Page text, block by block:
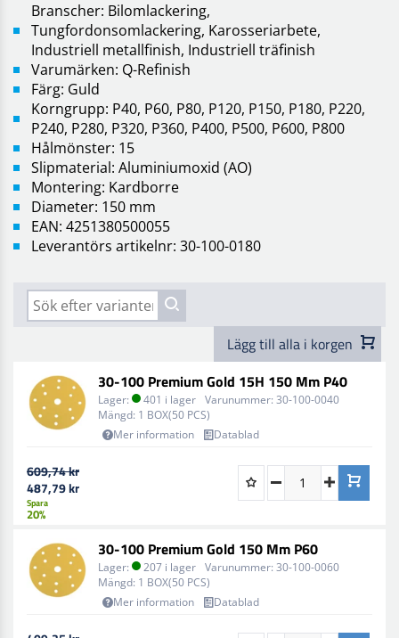
Branscher: Bilomlackering,
Tungfordonsomlackering, Karosseriarbete,
Industriell metallfinish, Industriell träfinish
Varumärken: Q-Refinish
Färg: Guld
Korngrupp: P40, P60, P80, P120, P150, P180, P220,
P240, P280, P320, P360, P400, P500, P600, P800
Hålmönster: 15
Slipmaterial: Aluminiumoxid (AO)
Montering: Kardborre
Diameter: 150 mm
EAN: 4251380500055
Leverantörs artikelnr: 30-100-0180
Lägg till alla i korgen
30-100 Premium Gold 15H 150 Mm P40
Lager: 401 i lager Varunummer: 30-100-0040
Mängd: 1 BOX(50 PCS)
Mer information
Datablad
609,74 kr
487,79 kr
Spara
20%
30-100 Premium Gold 150 Mm P60
Lager: 207 i lager Varunummer: 30-100-0060
Mängd: 1 BOX(50 PCS)
Mer information
Datablad